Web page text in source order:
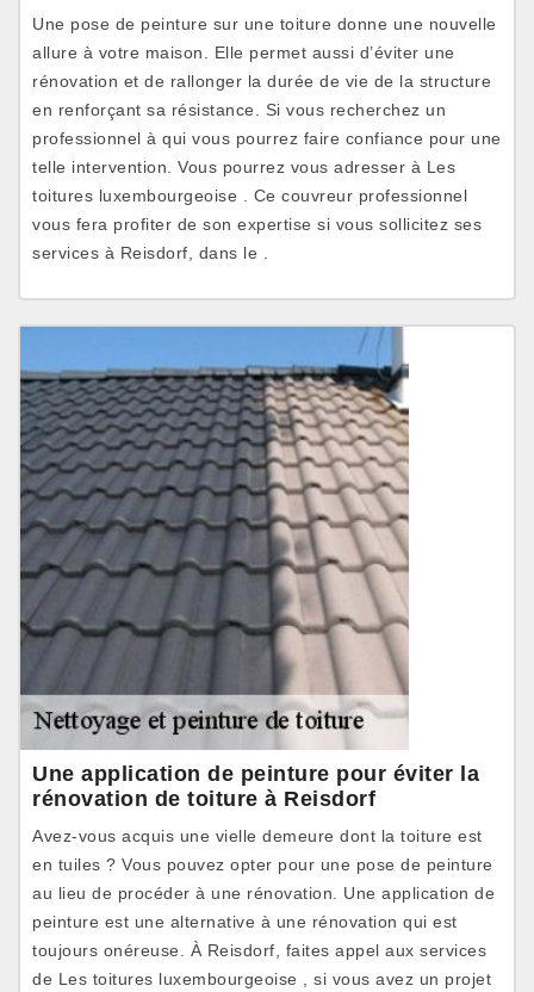
Une pose de peinture sur une toiture donne une nouvelle
allure à votre maison. Elle permet aussi d’éviter une
rénovation et de rallonger la durée de vie de la structure
en renforçant sa résistance. Si vous recherchez un
professionnel à qui vous pourrez faire confiance pour une
telle intervention. Vous pourrez vous adresser à Les
toitures luxembourgeoise . Ce couvreur professionnel
vous fera profiter de son expertise si vous sollicitez ses
services à Reisdorf, dans le .
Une application de peinture pour éviter la
rénovation de toiture à Reisdorf
Avez-vous acquis une vielle demeure dont la toiture est
en tuiles ? Vous pouvez opter pour une pose de peinture
au lieu de procéder à une rénovation. Une application de
peinture est une alternative à une rénovation qui est
toujours onéreuse. À Reisdorf, faites appel aux services
de Les toitures luxembourgeoise , si vous avez un projet